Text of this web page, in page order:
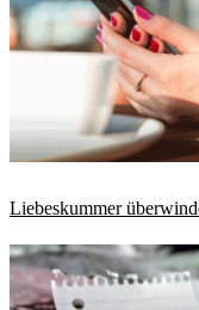
Liebeskummer